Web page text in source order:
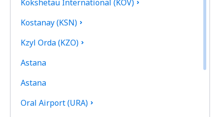
Kokshetau International (KOV)
Kostanay (KSN)
Kzyl Orda (KZO)
Astana
Astana
Oral Airport (URA)